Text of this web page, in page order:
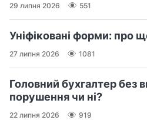
29 липня 2026 551
Уніфіковані форми: про
27 липня 2026 1081
Головний бухгалтер без
порушення чи ні?
22 липня 2026 919